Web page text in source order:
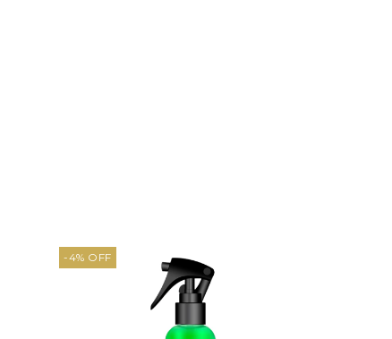
-4% OFF